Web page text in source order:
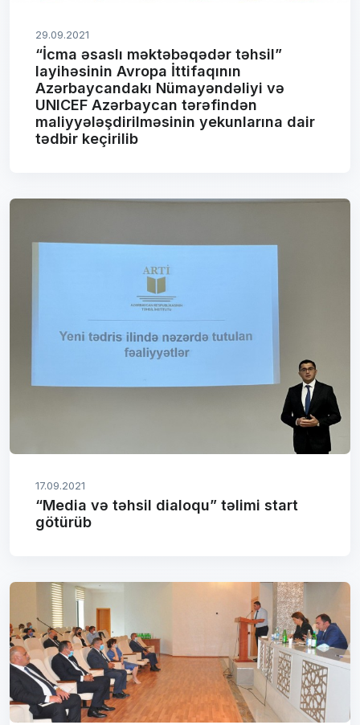
29.09.2021
“İcma əsaslı məktəbəqədər təhsil”
layihəsinin Avropa İttifaqının
Azərbaycandakı Nümayəndəliyi və
UNICEF Azərbaycan tərəfindən
maliyyələşdirilməsinin yekunlarına dair
tədbir keçirilib
17.09.2021
“Media və təhsil dialoqu” təlimi start
götürüb